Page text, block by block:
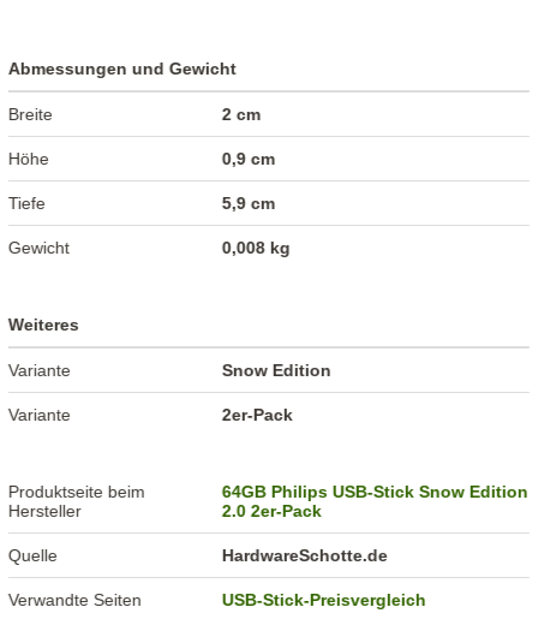
Abmessungen und Gewicht
Breite 2 cm
Höhe 0,9 cm
Tiefe 5,9 cm
Gewicht 0,008 kg
Weiteres
Variante Snow Edition
Variante 2er-Pack
Produktseite beim
Hersteller
64GB Philips USB-Stick Snow Edition
2.0 2er-Pack
Quelle HardwareSchotte.de
Verwandte Seiten USB-Stick-Preisvergleich